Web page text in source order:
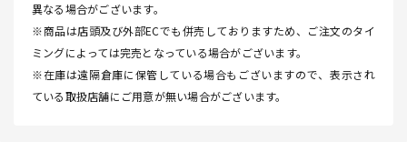
異なる場合がございます。
※商品は店頭及び外部ECでも併売しておりますため、ご注文のタイ
ミングによっては完売となっている場合がございます。
※在庫は遠隔倉庫に保管している場合もございますので、表示され
ている取扱店舗にご用意が無い場合がございます。